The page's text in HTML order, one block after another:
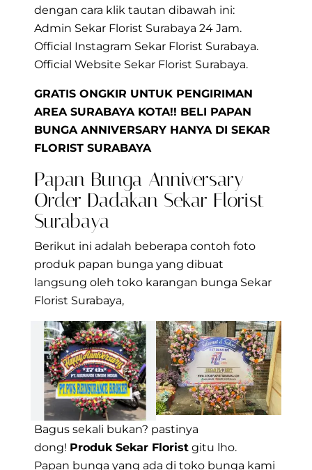
dengan cara klik tautan dibawah ini:
Admin Sekar Florist Surabaya 24 Jam.
Official Instagram Sekar Florist Surabaya.
Official Website Sekar Florist Surabaya.
GRATIS ONGKIR UNTUK PENGIRIMAN
AREA SURABAYA KOTA!! BELI PAPAN
BUNGA ANNIVERSARY HANYA DI SEKAR
FLORIST SURABAYA
Papan Bunga Anniversary
Order Dadakan Sekar Florist
Surabaya
Berikut ini adalah beberapa contoh foto
produk papan bunga yang dibuat
langsung oleh toko karangan bunga Sekar
Florist Surabaya,
Bagus sekali bukan? pastinya
dong! Produk Sekar Florist gitu lho.
Papan bunga yang ada di toko bunga kami